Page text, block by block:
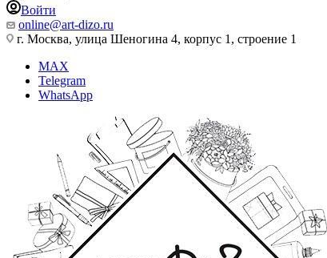
Войти
online@art-dizo.ru
г. Москва, улица Шеногина 4, корпус 1, строение 1
MAX
Telegram
WhatsApp